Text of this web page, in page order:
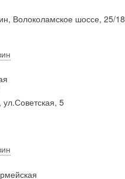
Волоколамское шоссе, 25/18
ул.Советская, 5